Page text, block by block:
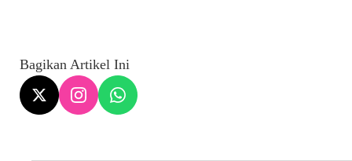
Bagikan Artikel Ini